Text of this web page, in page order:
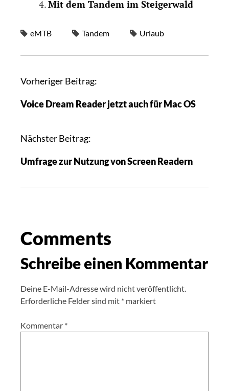
Mit dem Tandem im Steigerwald
eMTB Tandem Urlaub
Vorheriger Beitrag:
Voice Dream Reader jetzt auch für Mac OS
Nächster Beitrag:
Umfrage zur Nutzung von Screen Readern
Comments
Schreibe einen Kommentar
Deine E-Mail-Adresse wird nicht veröffentlicht.
Erforderliche Felder sind mit * markiert
Kommentar *